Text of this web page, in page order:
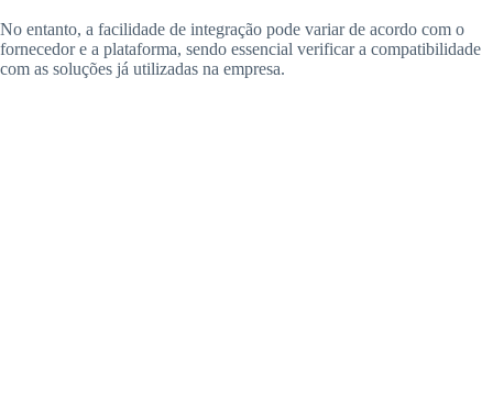
No entanto, a facilidade de integração pode variar de acordo com o
fornecedor e a plataforma, sendo essencial verificar a compatibilidade
com as soluções já utilizadas na empresa.